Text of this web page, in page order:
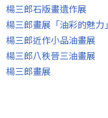
楊三郎石版畫遺作展
楊三郎畫展「油彩的魅力」
楊三郎近作小品油畫展
楊三郎八秩晉三油畫展
楊三郎畫展